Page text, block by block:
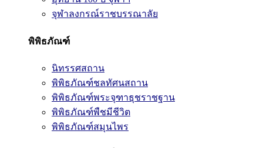
จุฬาลงกรณ์ราชบรรณาลัย
พิพิธภัณฑ์
นิทรรศสถาน
พิพิธภัณฑ์ชลทัศนสถาน
พิพิธภัณฑ์พระจุฑาธุชราชฐาน
พิพิธภัณฑ์พืชมีชีวิต
พิพิธภัณฑ์สมุนไพร